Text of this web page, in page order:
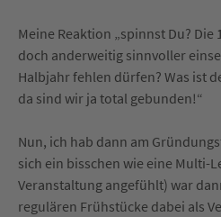
Meine Reaktion „spinnst Du?
doch anderweitig sinnvoller
Halbjahr fehlen dürfen? Was ist
da sind wir ja total gebunden!“
Nun, ich hab dann am
sich ein bisschen wie eine Multi-
Veranstaltung angefühlt) war
regulären Frühstücke dabei als